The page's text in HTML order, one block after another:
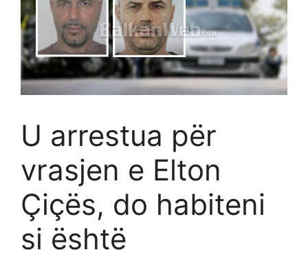
U arrestua për
vrasjen e Elton
Çiçës, do habiteni
si është